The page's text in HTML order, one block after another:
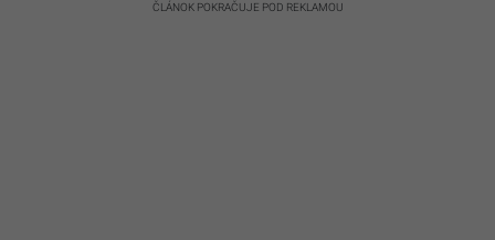
ČLÁNOK POKRAČUJE POD REKLAMOU